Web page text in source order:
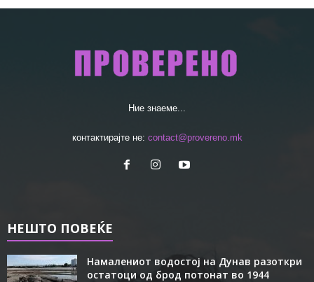
Ние знаеме...
контактирајте не: contact@provereno.mk
НЕШТО ПОВЕЌЕ
Намалениот водостој на Дунав разоткри
остатоци од брод потонат во 1944